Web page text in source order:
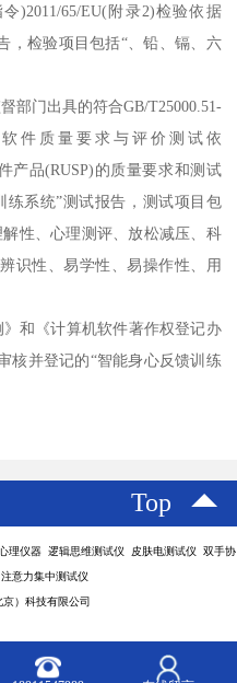
)2011/65/EU(附录2)检验依据
，检验项目包括“、铅、镉、六
部门出具的符合GB/T25000.51-
件质量要求与评价测试依
产品(RUSP)的质量要求和测试
练系统”测试报告，测试项目包
性、心理测评、放松减压、科
识性、易学性、易操作性、用
和《计算机软件著作权登记办
核并登记的“智能身心反馈训练
Top
理仪器 逻辑思维测试仪 皮肤电测试仪 双手协
意力集中测试仪
）科技有限公司